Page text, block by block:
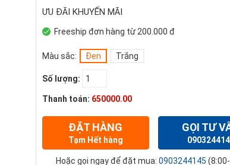
ƯU ĐÃI KHUYẾN MÃI
Freeship đơn hàng từ 200.000 đ
Màu sắc: Đen Trắng
Số lượng:
Thanh toán: 650000.00
ĐẶT HÀNG
Tạm Hết hàng
GỌI TƯ
Hoặc gọi ngay để đặt mua: 0903244145